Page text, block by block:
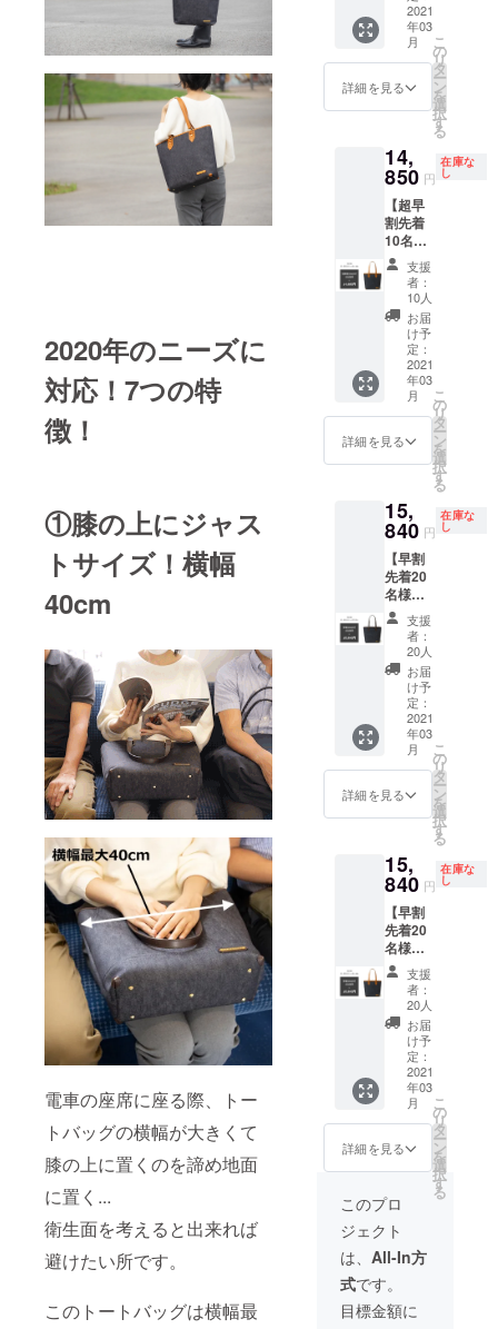
2020年のニーズに
対応！7つの特
徴！
①膝の上にジャス
トサイズ！横幅
40cm
電車の座席に座る際、トー
トバッグの横幅が大きくて
膝の上に置くのを諦め地面
に置く...
衛生面を考えると出来れば
避けたい所です。
このトートバッグは横幅最
になる
可能性
がござ
いま
す。 ※
品のお
届けが
可能性
がござ
いま
す。ご
了承下
さい。
F】 １
般販売
予定価
格
19,800
商品で
す。 ●
カ
ラー：
ダーク
ネイ
ビー×ブ
ラウン
※仕様・
デザイ
ンが多
少変更
になる
可能性
がござ
いま
す。 ※
品のお
届けが
可能性
がござ
いま
す。ご
了承下
さい。
2021
年03
月
詳細を見る
こ
の
リ
タ
ー
ン
を
選
択
す
る
14,
850 円
在庫な
し
【超早
割先着
10名
様】 ・
トート
バッグ
【定価
25％OF
F】 １
般販売
予定価
格
19,800
商品で
す。 ●
カ
ラー：
ダーク
ネイ
ビー×
キャメ
様・デ
ザイン
が多少
変更に
なる可
能性が
ござい
ます。
品のお
届けが
可能性
がござ
いま
す。ご
了承下
さい。
支援
者：
10人
お届
け予
定：
2021
年03
月
詳細を見る
こ
の
リ
タ
ー
ン
を
選
択
す
る
15,
840 円
在庫な
し
【早割
先着20
名様】
・トー
トバッ
グ【定
価の
20％OF
F】 １
般販売
予定価
格
19,800
円（税
す。 ●
カ
ラー：
ダーク
ネイ
ビー×ブ
ラウン
※仕様・
デザイ
ンが多
少変更
になる
可能性
がござ
いま
す。 ※
生産状
品のお
遅れる
可能性
がござ
いま
す。ご
了承下
支援
者：
20人
お届
け予
定：
2021
年03
月
詳細を見る
こ
の
リ
タ
ー
ン
を
選
択
す
る
15,
840 円
在庫な
し
【早割
先着20
名様】
・トー
トバッ
グ【定
価の
20％OF
F】 １
般販売
予定価
格
19,800
円（税
商品で
す。 ●
カ
ラー：
ダーク
ネイ
ビー×
キャメ
支援
者：
20人
お届
け予
定：
2021
年03
月
詳細を見る
こ
の
リ
タ
ー
ン
を
選
択
す
る
このプロ
ジェクト
は、 All-In方
式です。
目標金額に